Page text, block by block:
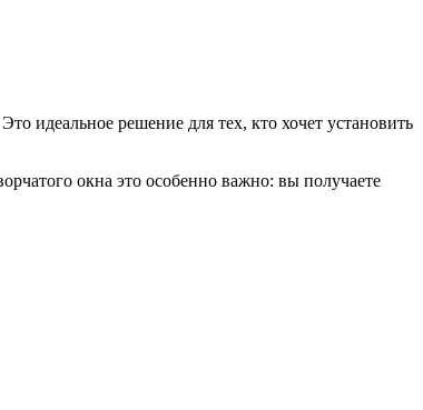
Это идеальное решение для тех, кто хочет установить
окна это особенно важно: вы получаете